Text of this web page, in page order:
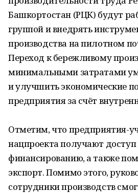
Башкортостан (РЦК) будут
группой и внедрять
производства на пилотном
Переход к бережливому
минимальными затратами
и улучшить экономические
предприятия за счёт
Отметим, что предприятия-
нацпроекта получают
финансированию, а также
экспорт. Помимо этого,
сотрудники производств